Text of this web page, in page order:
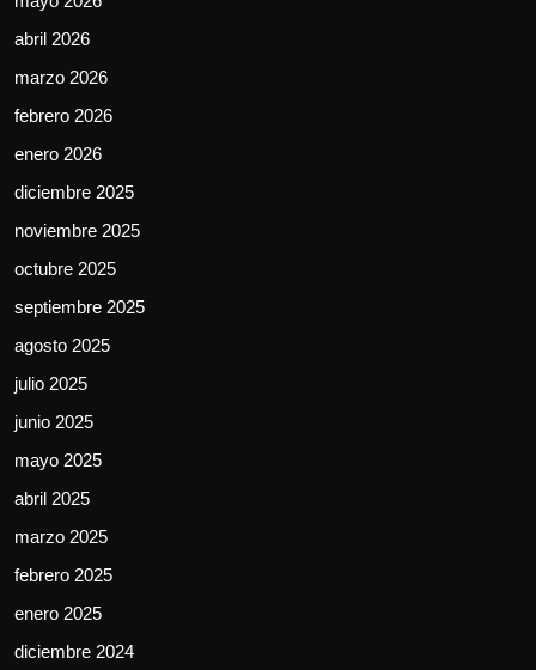
abril 2026
marzo 2026
febrero 2026
enero 2026
diciembre 2025
noviembre 2025
octubre 2025
septiembre 2025
agosto 2025
julio 2025
junio 2025
mayo 2025
abril 2025
marzo 2025
febrero 2025
enero 2025
diciembre 2024